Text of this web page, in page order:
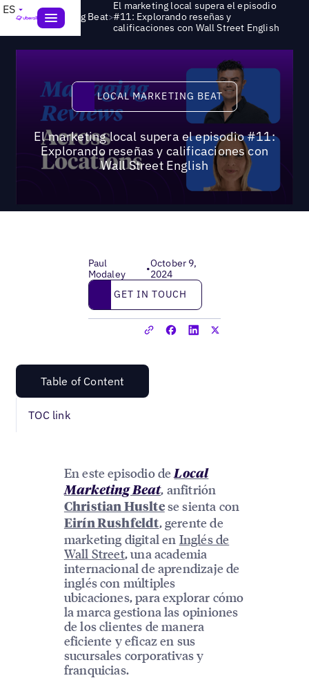
ES
Local Marketing Beat>
El marketing local supera el episodio
#11: Explorando reseñas y
calificaciones con Wall Street English
Local Marketing Beat
LOCAL MARKETING BEAT
El marketing local supera el episodio #11:
Explorando reseñas y calificaciones con
Wall Street English
Paul
Modaley
•October 9,
2024
Get in touch
GET IN TOUCH
Table of Content
TOC link
En este episodio de Local
Marketing Beat, anfitrión
Christian Husltese sienta con
Eirín Rushfeldt, gerente de
marketing digital en Inglés de
Wall Street, una academia
internacional de aprendizaje de
inglés con múltiples
ubicaciones, para explorar cómo
la marca gestiona las opiniones
de los clientes de manera
eficiente y eficaz en sus
sucursales corporativas y
franquicias.